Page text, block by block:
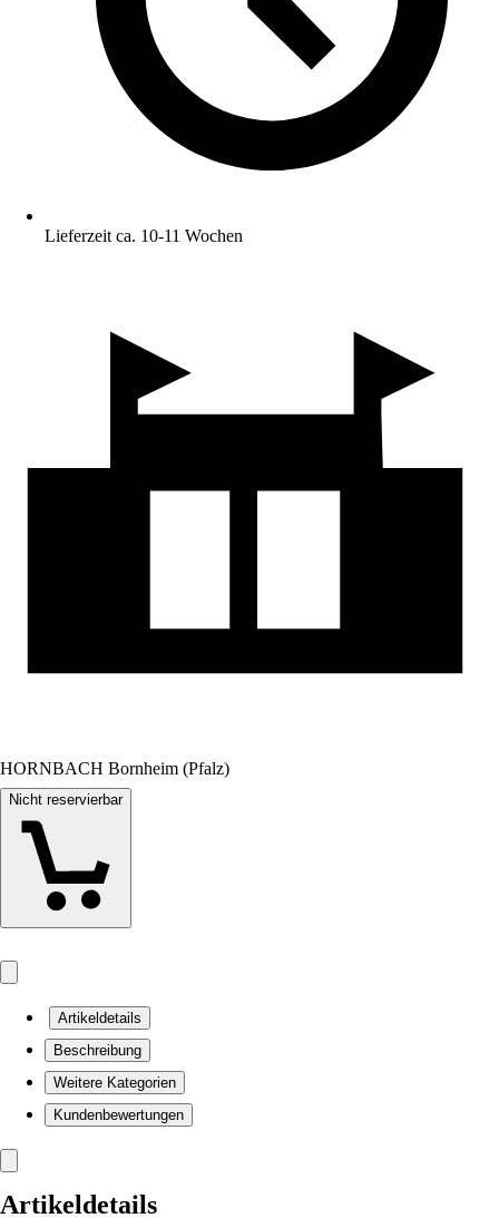
Lieferzeit ca. 10-11 Wochen
HORNBACH Bornheim (Pfalz)
Nicht reservierbar
Artikeldetails
Beschreibung
Weitere Kategorien
Kundenbewertungen
Artikeldetails